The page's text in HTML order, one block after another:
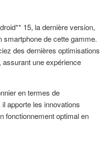
15, la dernière version,
smartphone de cette gamme.
des dernières optimisations
une expérience
en termes de
apporte les innovations
fonctionnement optimal en